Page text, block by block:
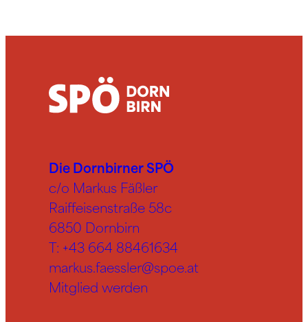
Die Dornbirner SPÖ
c/o Markus Fäßler
Raiffeisenstraße 58c
6850 Dornbirn
T: +43 664 88461634
markus.faessler@spoe.at
Mitglied werden